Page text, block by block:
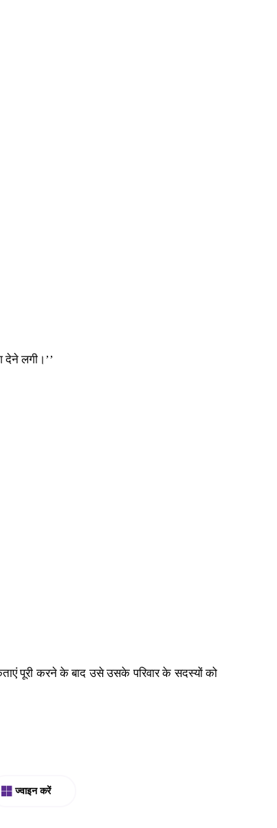
देने लगी।’’
पूरी करने के बाद उसे उसके परिवार के सदस्यों को
ज्वाइन करें